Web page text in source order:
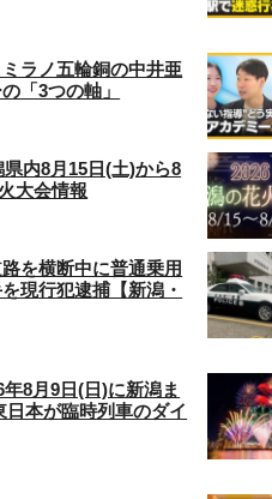
ラノ五輪銅の中井亜
「3つの軸」
県内8月15日(土)から8
大会情報
を横断中に普通乗用
現行犯逮捕【新潟・
年8月9日(日)に新潟ま
本が臨時列車のダイ